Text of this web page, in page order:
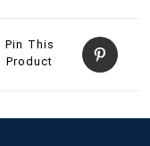
Pin This
Product